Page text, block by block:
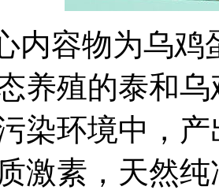
内容物为乌
养殖的泰和
染环境中，
激素，天然